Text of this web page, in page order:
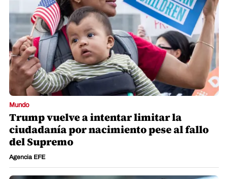
Mundo
Trump vuelve a intentar limitar la
ciudadanía por nacimiento pese al fallo
del Supremo
Agencia EFE